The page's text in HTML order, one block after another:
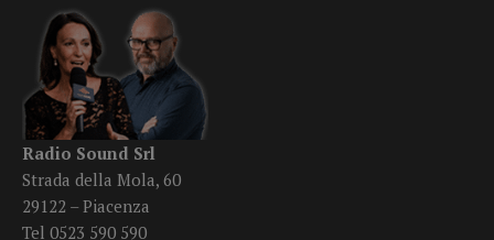
Radio Sound Srl
Strada della Mola, 60
29122 – Piacenza
Tel 0523 590 590